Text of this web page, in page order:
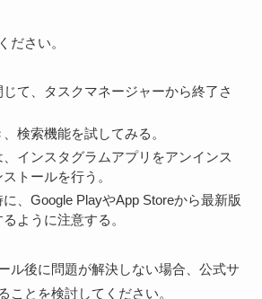
ださい。
て、タスクマネージャーから終了さ
検索機能を試してみる。
インスタグラムアプリをアンインス
トールを行う。
、Google PlayやApp Storeから最新版
ように注意する。
ル後に問題が解決しない場合、公式サ
ことを検討してください。